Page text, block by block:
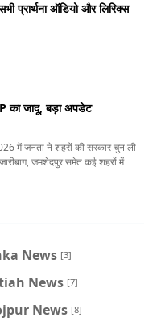
प्रार्थना ऑडियो और लिरिक्स
का जादू, बड़ा अपडेट
में जनता ने शहरों की सरकार चुन ली
जमशेदपुर समेत कई शहरों में
News [3]
News [7]
News [8]